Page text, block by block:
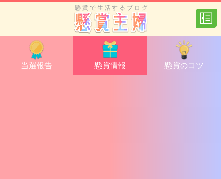
懸賞で生活するブログ
当選報告 懸賞情報 懸賞のコツ